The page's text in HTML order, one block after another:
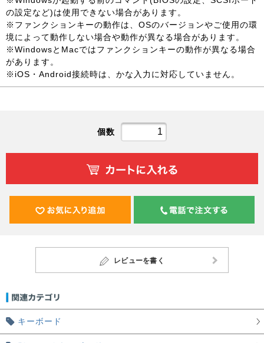
の設定など)は使用できない場合があります。
※ファンクションキーの動作は、OSのバージョンやご使用の環
境によって動作しない場合や動作が異なる場合があります。
※WindowsとMacではファンクションキーの動作が異なる場合
があります。
※iOS・Android接続時は、かな入力に対応していません。
個数
レビューを書く
キーボード